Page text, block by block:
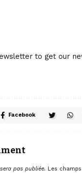
to get our
Facebook
pas publiée. Les